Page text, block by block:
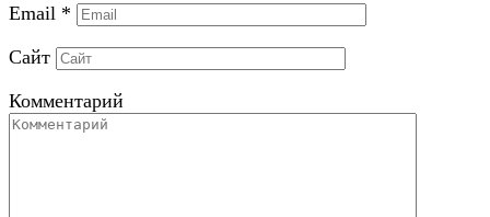
Email *
Сайт
Комментарий